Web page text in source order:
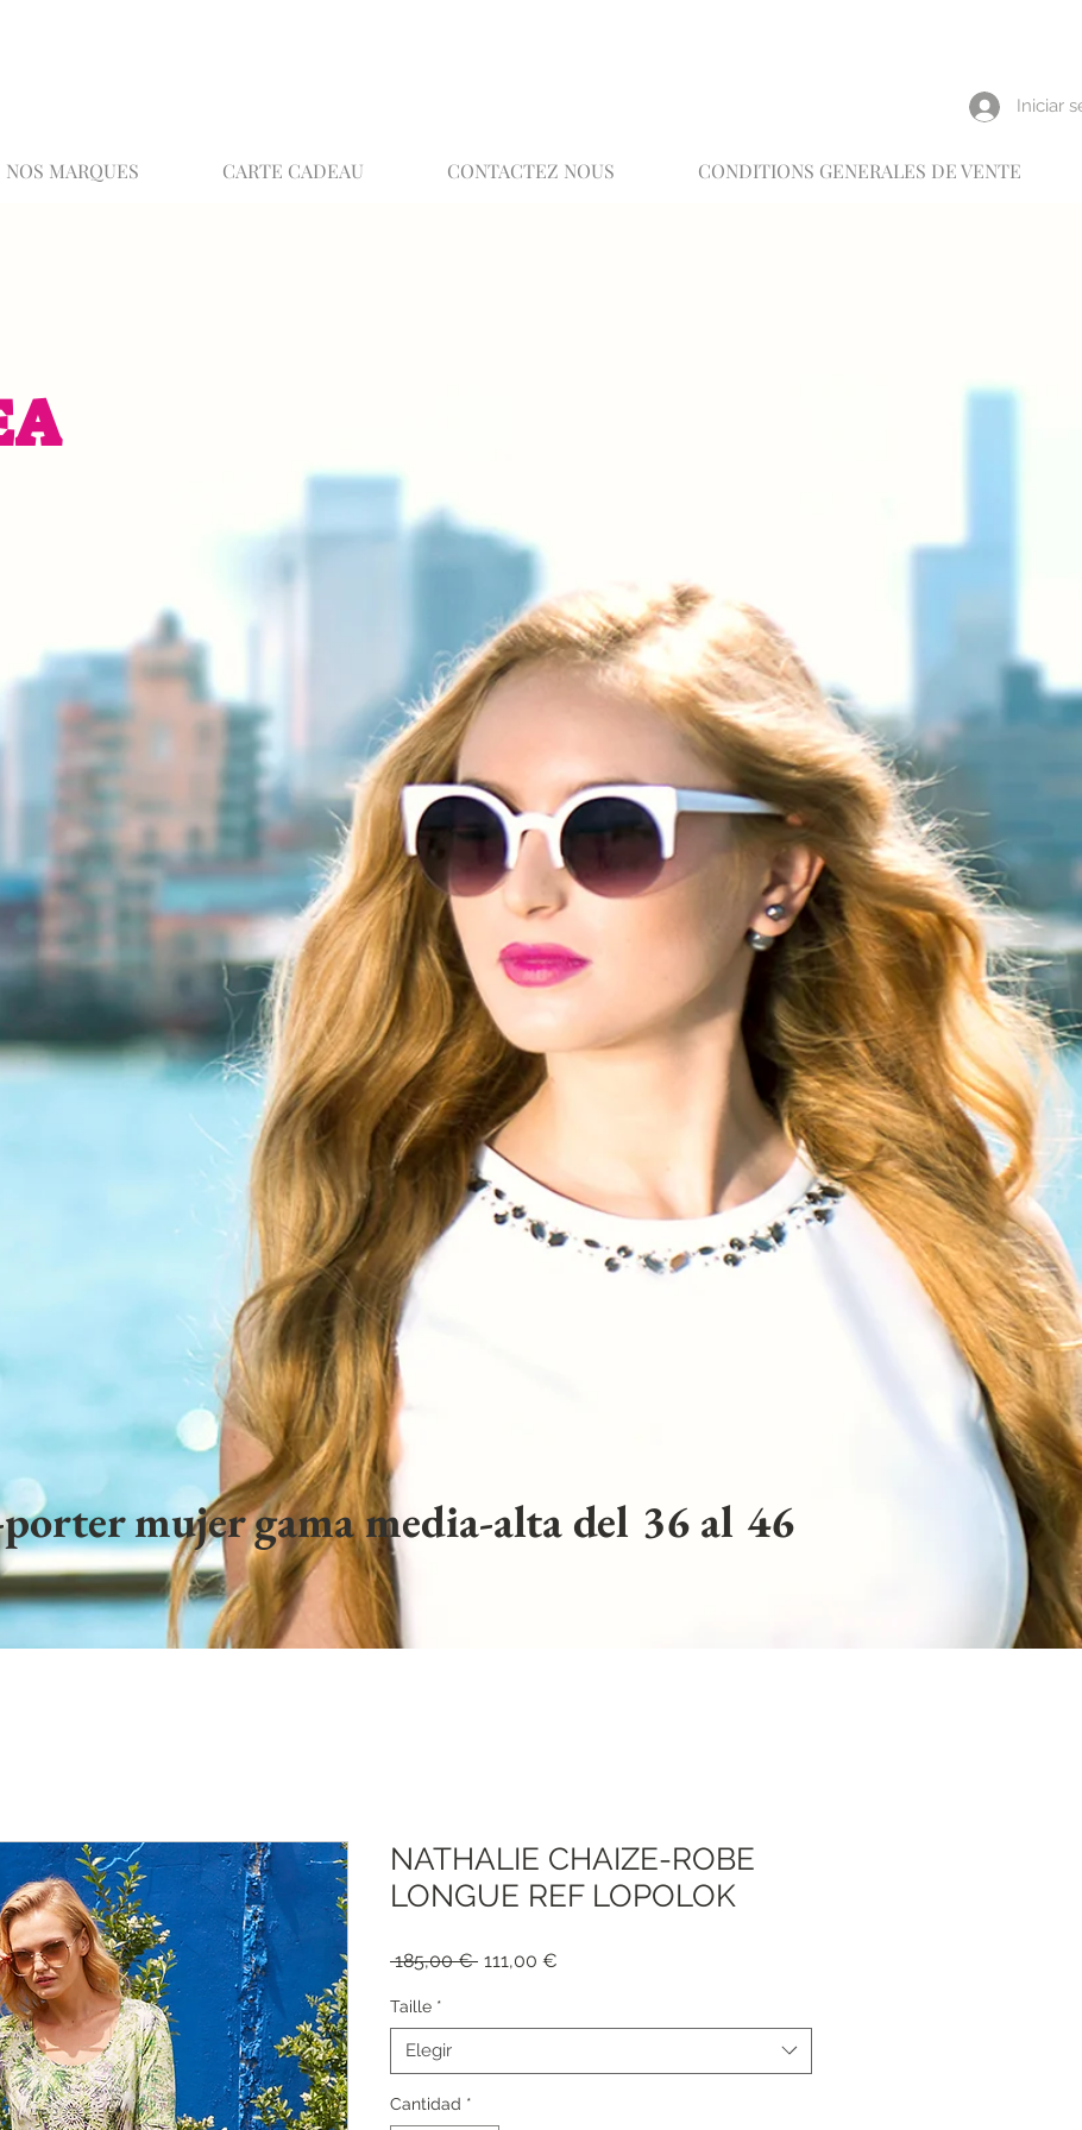
Iniciar
NOS MARQUES CARTE CADEAU CONTACTEZ NOUS CONDITIONS GENERALES DE VENTE
mujer gama media-alta del 36 al 46
NATHALIE CHAIZE-ROBE
LONGUE REF LOPOLOK
185,00 € Precio
111,00 €
Taille *
Elegir
Cantidad *